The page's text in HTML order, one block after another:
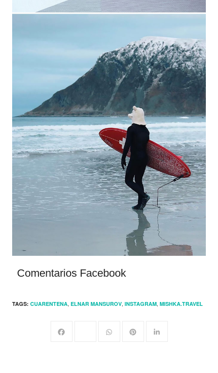
Comentarios Facebook
TAGS: CUARENTENA, ELNAR MANSUROV, INSTAGRAM, MISHKA.TRAVEL